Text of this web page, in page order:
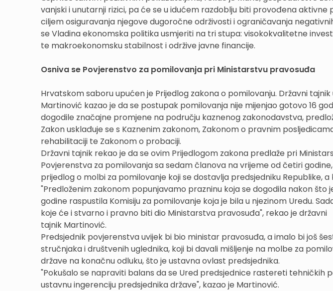
vanjski i unutarnji rizici, pa će se u idućem razdoblju biti provođena aktivne
ciljem osiguravanja njegove dugoročne održivosti i ograničavanja
se Vladina ekonomska politika usmjeriti na tri stupa: visokokvalitetne
te makroekonomsku stabilnost i održive javne financije.
Osniva se Povjerenstvo za pomilovanja pri Ministarstvu pravosuđa
Hrvatskom saboru upućen je Prijedlog zakona o pomilovanju. Državni
Martinović kazao je da se postupak pomilovanja nije mijenjao gotovo 16
dogodile značajne promjene na području kaznenog zakonodavstva,
Zakon usklađuje se s Kaznenim zakonom, Zakonom o pravnim
rehabilitaciji te Zakonom o probaciji.
Državni tajnik rekao je da se ovim Prijedlogom zakona predlaže pri
Povjerenstva za pomilovanja sa sedam članova na vrijeme od četiri
prijedlog o molbi za pomilovanje koji se dostavlja predsjedniku Republike, a
"Predloženim zakonom popunjavamo prazninu koja se dogodila nakon što
godine raspustila Komisiju za pomilovanje koja je bila u njezinom Uredu.
koje će i stvarno i pravno biti dio Ministarstva pravosuđa", rekao je državni
tajnik Martinović.
Predsjednik povjerenstva uvijek bi bio ministar pravosuđa, a imalo bi još
stručnjaka i društvenih uglednika, koji bi davali mišljenje na molbe za
države na konačnu odluku, što je ustavna ovlast predsjednika.
"Pokušalo se napraviti balans da se Ured predsjednice rastereti tehničkih
ustavnu ingerenciju predsjednika države", kazao je Martinović.